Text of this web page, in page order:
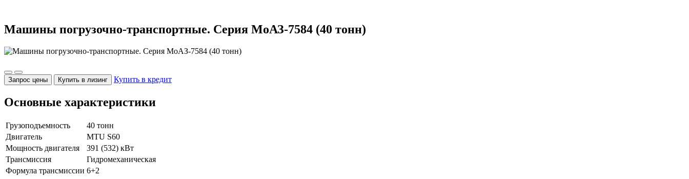
Машины погрузочно-транспортные. Серия МоАЗ-7584 (40 тонн)
Запрос цены Купить в лизинг Купить в кредит
Основные характеристики
Грузоподъемность
40 тонн
Двигатель
MTU S60
Мощность двигателя
391 (532) кВт
Трансмиссия
Гидромеханическая
Формула трансмиссии 6+2